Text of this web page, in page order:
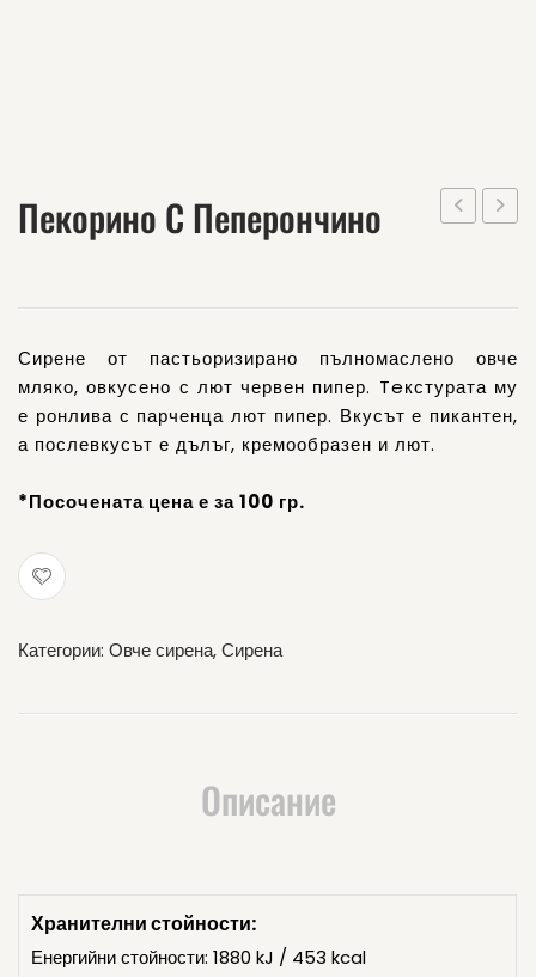
черен
Пекорино С Пеперончино
Сирене от пастьоризирано пълномаслено овче
мляко, овкусено с лют червен пипер. Teкстурата му
е ронлива с парченца лют пипер. Вкусът е пикантен,
а послевкусът е дълъг, кремообразен и лют.
*Посочената цена е за 100 гр.
Категории: Овче сирена,Сирена
Описание
Хранителни стойности:
Енергийни стойности: 1880 kJ / 453 kcal